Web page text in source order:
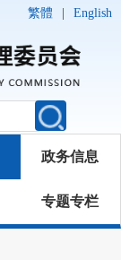
繁體 English
政务信息
专题专栏